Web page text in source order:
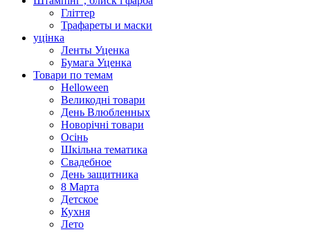
Гліттер
Трафареты и маски
уцінка
Ленты Уценка
Бумага Уценка
Товари по темам
Helloween
Великодні товари
День Влюбленных
Новорічні товари
Осінь
Шкільна тематика
Свадебное
День защитника
8 Марта
Детское
Кухня
Лето